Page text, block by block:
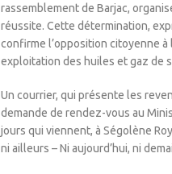
rassemblement de Barjac,
réussite. Cette détermination,
confirme l’opposition citoyenne
exploitation des huiles et gaz de
Un courrier, qui présente les
demande de rendez-vous au
jours qui viennent, à Ségolène
ni ailleurs – Ni aujourd’hui, ni